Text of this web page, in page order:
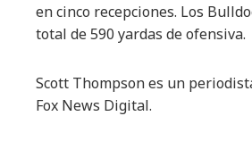
en cinco recepciones. Los
total de 590 yardas de ofensiva.
Scott Thompson es un
Fox News Digital.